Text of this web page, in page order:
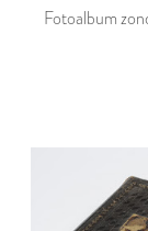
Fotoalbum